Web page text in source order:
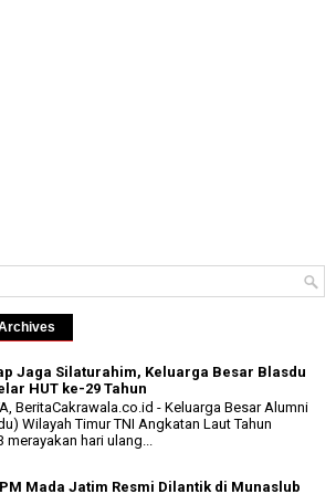
Jaga Silaturahim, Keluarga Besar Blasdu
HUT ke-29 Tahun
BeritaCakrawala.co.id - Keluarga Besar Alumni
Wilayah Timur TNI Angkatan Laut Tahun
merayakan hari ulang...
Mada Jatim Resmi Dilantik di Munaslub